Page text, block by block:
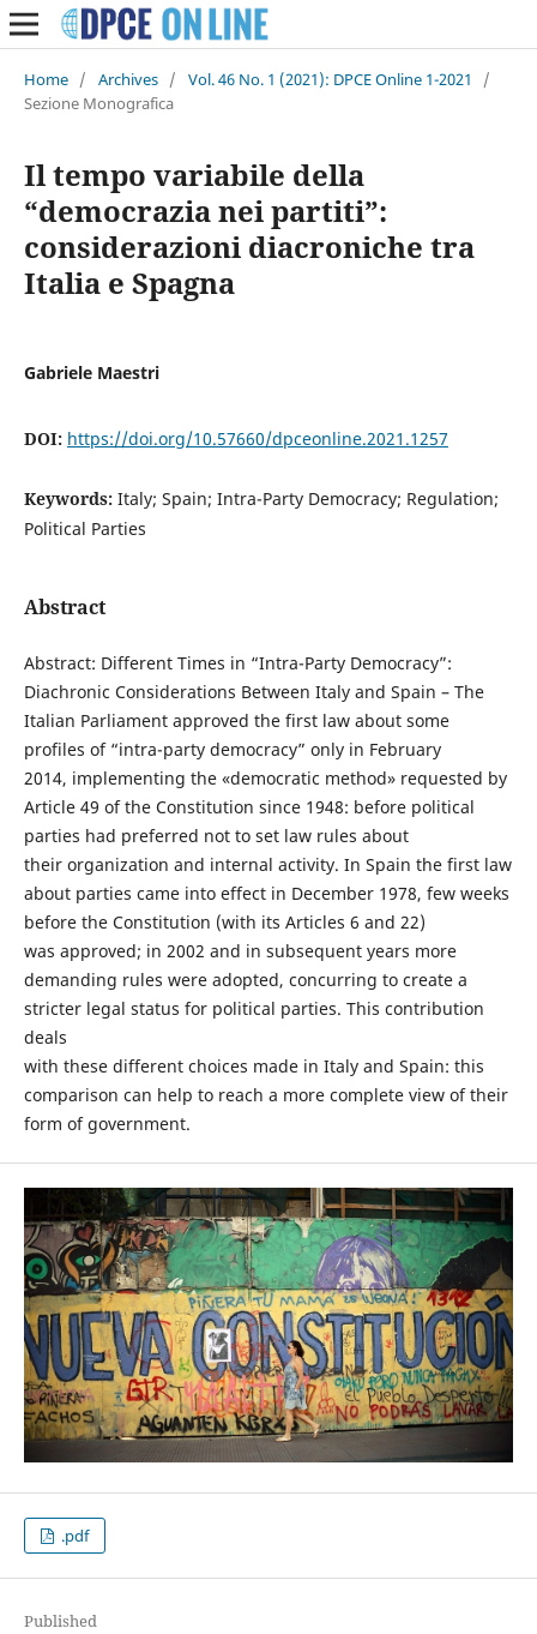
Home / Archives / Vol. 46 No. 1 (2021): DPCE Online 1-2021
/
Sezione Monografica
Il tempo variabile della
“democrazia nei partiti”:
considerazioni diacroniche tra
Italia e Spagna
Gabriele Maestri
DOI: https://doi.org/10.57660/dpceonline.2021.1257
Keywords: Italy; Spain; Intra-Party Democracy; Regulation;
Political Parties
Abstract
Abstract: Different Times in “Intra-Party Democracy”:
Diachronic Considerations Between Italy and Spain – The
Italian Parliament approved the first law about some
profiles of “intra-party democracy” only in February
2014, implementing the «democratic method» requested by
Article 49 of the Constitution since 1948: before political
parties had preferred not to set law rules about
their organization and internal activity. In Spain the first law
about parties came into effect in December 1978, few weeks
before the Constitution (with its Articles 6 and 22)
was approved; in 2002 and in subsequent years more
demanding rules were adopted, concurring to create a
stricter legal status for political parties. This contribution
deals
with these different choices made in Italy and Spain: this
comparison can help to reach a more complete view of their
form of government.
.pdf
Published